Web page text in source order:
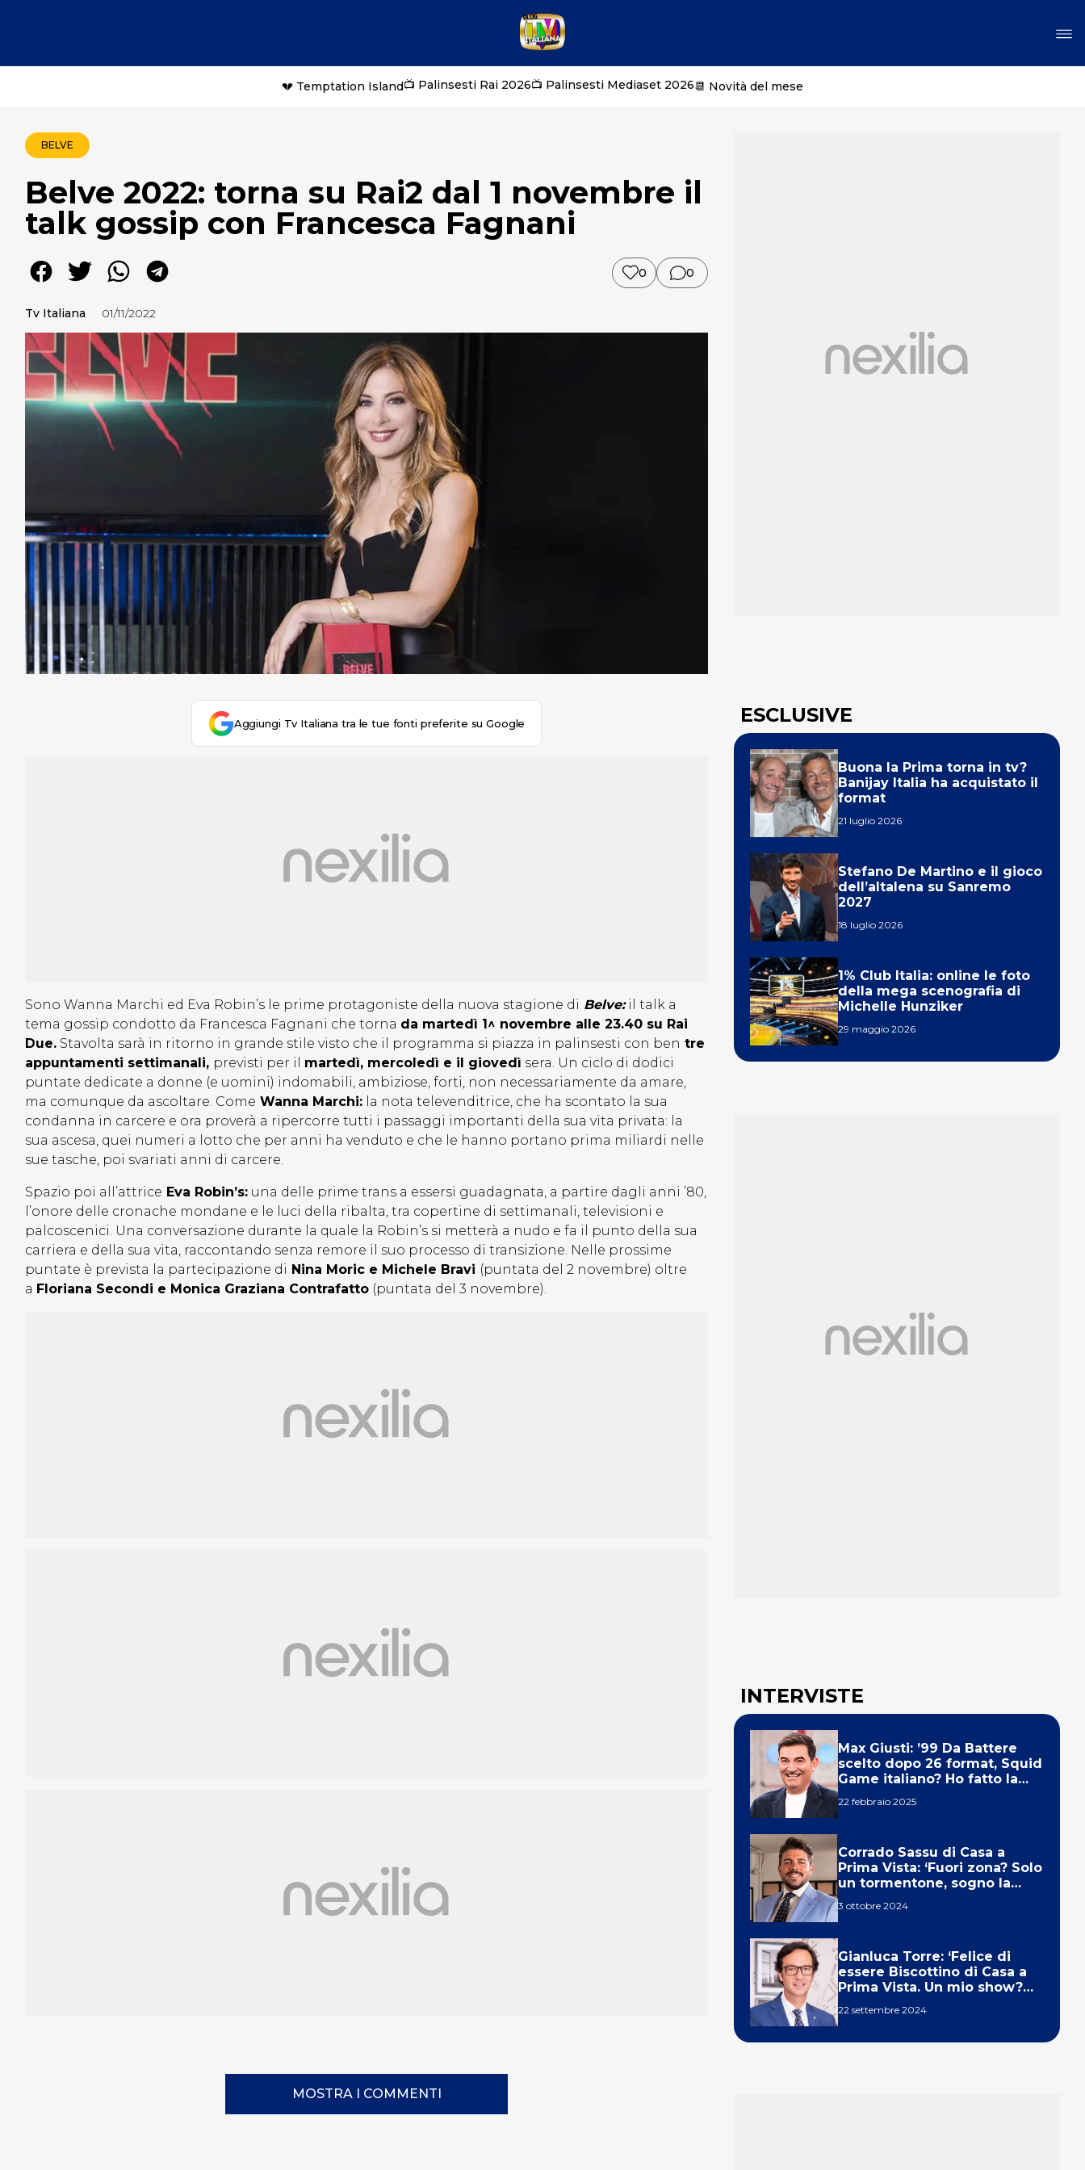
💔 Temptation Island📺 Palinsesti Rai 2026📺 Palinsesti Mediaset 2026📆 Novità del mese
BELVE
Belve 2022: torna su Rai2 dal 1 novembre il
talk gossip con Francesca Fagnani
0 0
Tv Italiana 01/11/2022
Aggiungi Tv Italiana tra le tue fonti preferite su Google
Sono Wanna Marchi ed Eva Robin’s le prime protagoniste della nuova stagione di Belve:il talk a
tema gossip condotto da Francesca Fagnani che torna da martedì 1^ novembre alle 23.40 su Rai
Due. Stavolta sarà in ritorno in grande stile visto che il programma si piazza in palinsesti con ben tre
appuntamenti settimanali, previsti per il martedì, mercoledì e il giovedì sera. Un ciclo di dodici
puntate dedicate a donne (e uomini) indomabili, ambiziose, forti, non necessariamente da amare,
ma comunque da ascoltare. Come Wanna Marchi: la nota televenditrice, che ha scontato la sua
condanna in carcere e ora proverà a ripercorre tutti i passaggi importanti della sua vita privata: la
sua ascesa, quei numeri a lotto che per anni ha venduto e che le hanno portano prima miliardi nelle
sue tasche, poi svariati anni di carcere.
Spazio poi all’attrice Eva Robin’s: una delle prime trans a essersi guadagnata, a partire dagli anni ’80,
l’onore delle cronache mondane e le luci della ribalta, tra copertine di settimanali, televisioni e
palcoscenici. Una conversazione durante la quale la Robin’s si metterà a nudo e fa il punto della sua
carriera e della sua vita, raccontando senza remore il suo processo di transizione. Nelle prossime
puntate è prevista la partecipazione di Nina Moric e Michele Bravi (puntata del 2 novembre) oltre
a Floriana Secondi e Monica Graziana Contrafatto (puntata del 3 novembre).
MOSTRA I COMMENTI
ESCLUSIVE
Buona la Prima torna in tv?
Banijay Italia ha acquistato il
format
21 luglio 2026
Stefano De Martino e il gioco
dell’altalena su Sanremo
2027
18 luglio 2026
1% Club Italia: online le foto
della mega scenografia di
Michelle Hunziker
29 maggio 2026
INTERVISTE
Max Giusti: ’99 Da Battere
scelto dopo 26 format, Squid
Game italiano? Ho fatto la
22 febbraio 2025
Corrado Sassu di Casa a
Prima Vista: ‘Fuori zona? Solo
un tormentone, sogno la
3 ottobre 2024
Gianluca Torre: ‘Felice di
essere Biscottino di Casa a
Prima Vista. Un mio show?
22 settembre 2024